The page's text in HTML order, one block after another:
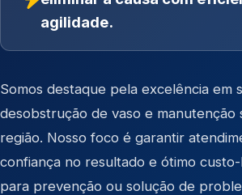
agilidade.
Somos destaque pela excelência em
desobstrução de vaso e manutenção
região. Nosso foco é garantir
confiança no resultado e ótimo
para prevenção ou solução de